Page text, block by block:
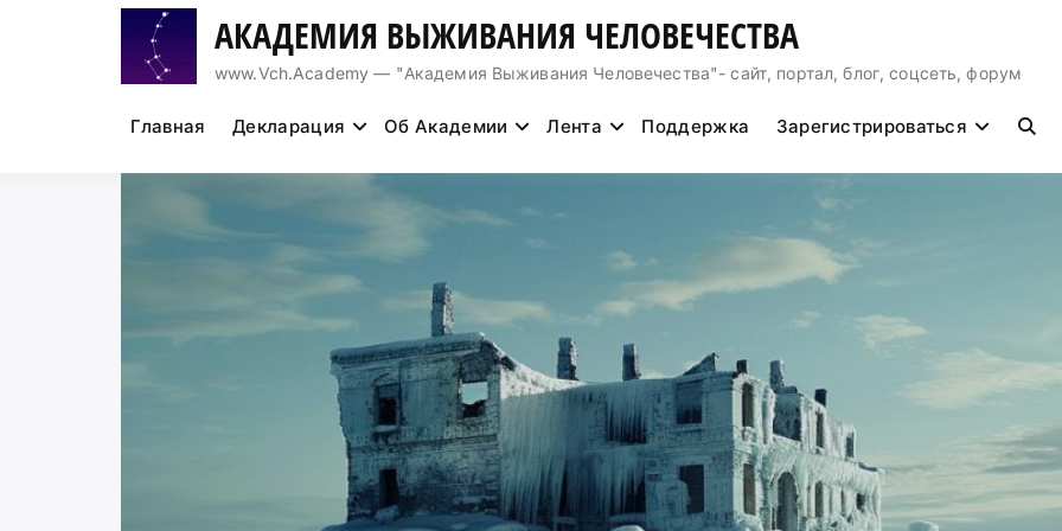
АКАДЕМИЯ ВЫЖИВАНИЯ ЧЕЛОВЕЧЕСТВА
www.Vch.Academy — "Академия Выживания Человечества"- сайт, портал, блог, соцсеть, форум
Главная Декларация Об Академии Лента Поддержка Зарегистрироваться